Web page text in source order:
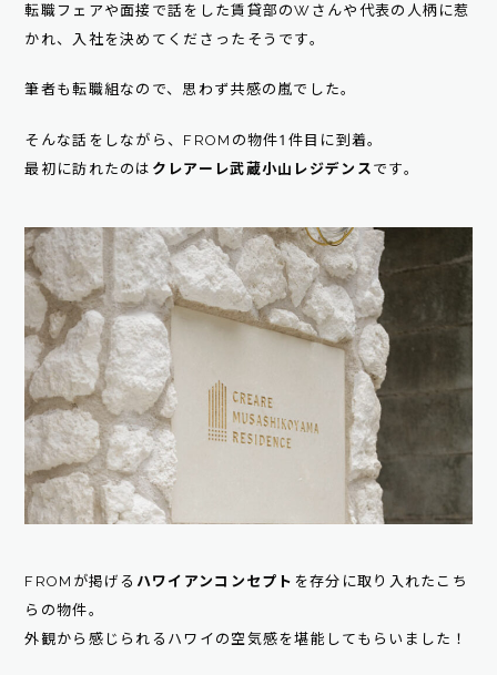
転職フェアや面接で話をした賃貸部のWさんや代表の人柄に惹
かれ、入社を決めてくださったそうです。
筆者も転職組なので、思わず共感の嵐でした。
そんな話をしながら、FROMの物件1件目に到着。
最初に訪れたのは クレアーレ武蔵小山レジデンス です。
FROMが掲げる ハワイアンコンセプト を存分に取り入れたこち
らの物件。
外観から感じられるハワイの空気感を堪能してもらいました！